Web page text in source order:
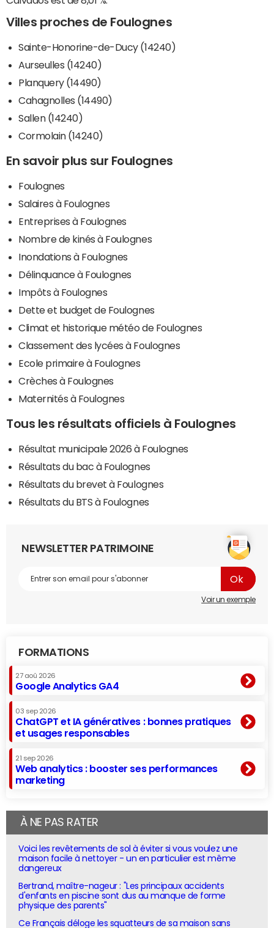
Villes proches de Foulognes
Sainte-Honorine-de-Ducy (14240)
Aurseulles (14240)
Planquery (14490)
Cahagnolles (14490)
Sallen (14240)
Cormolain (14240)
En savoir plus sur Foulognes
Foulognes
Salaires à Foulognes
Entreprises à Foulognes
Nombre de kinés à Foulognes
Inondations à Foulognes
Délinquance à Foulognes
Impôts à Foulognes
Dette et budget de Foulognes
Climat et historique météo de Foulognes
Classement des lycées à Foulognes
Ecole primaire à Foulognes
Crèches à Foulognes
Maternités à Foulognes
Tous les résultats officiels à Foulognes
Résultat municipale 2026 à Foulognes
Résultats du bac à Foulognes
Résultats du brevet à Foulognes
Résultats du BTS à Foulognes
NEWSLETTER PATRIMOINE
Voir un exemple
FORMATIONS
27 aoû 2026
Google Analytics GA4
03 sep 2026
ChatGPT et IA génératives : bonnes pratiques
et usages responsables
21 sep 2026
Web analytics : booster ses performances
marketing
À NE PAS RATER
Voici les revêtements de sol à éviter si vous voulez une
maison facile à nettoyer - un en particulier est même
dangereux
Bertrand, maître-nageur : "Les principaux accidents
d'enfants en piscine sont dus au manque de forme
physique des parents"
Ce Français déloge les squatteurs de sa maison sans